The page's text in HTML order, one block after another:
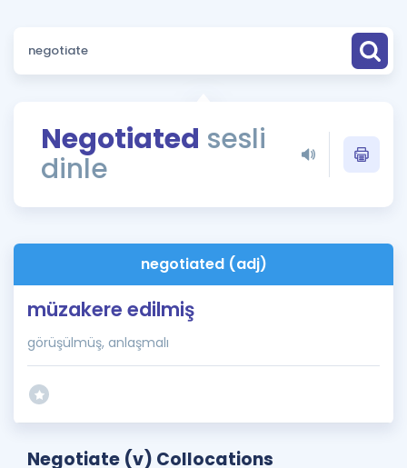
ÖSYM Sınav Takvimi
Kampanyalar
İngilizce Gramer
Negotiated sesli
dinle
negotiated (adj)
müzakere edilmiş
görüşülmüş, anlaşmalı
Negotiate (v) Collocations